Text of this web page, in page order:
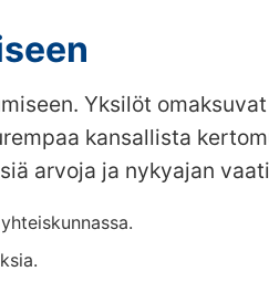
Yksilöt
kansallista
arvoja ja nykyajan